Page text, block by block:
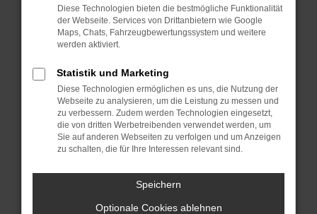
Überprüfe deine Firewall und deine
Internetverbindung.
Laden andere Webseiten, zum Beispiel deine
Prüfe deine Browsererweiterungen.
Manche Erweiterungen, wie Werbeblocker,
können das Laden bestimmter Seiten
verhindern. Funktioniert die Seite in einem
anderen Browser oder in einem privaten
Fenster?
Starte dein Gerät neu.
Das kann manchmal helfen, vorübergehende
Probleme zu beheben.
Diese Technologien bieten die bestmögliche Funktionalität
der Webseite. Services von Drittanbietern wie Google
Maps, Chats, Fahrzeugbewertungssystem und weitere
werden aktiviert.
Statistik und Marketing
Diese Technologien ermöglichen es uns, die Nutzung der
Webseite zu analysieren, um die Leistung zu messen und
zu verbessern. Zudem werden Technologien eingesetzt,
die von dritten Werbetreibenden verwendet werden, um
Sie auf anderen Webseiten zu verfolgen und um Anzeigen
zu schalten, die für Ihre Interessen relevant sind.
Speichern
Optionale Cookies ablehnen